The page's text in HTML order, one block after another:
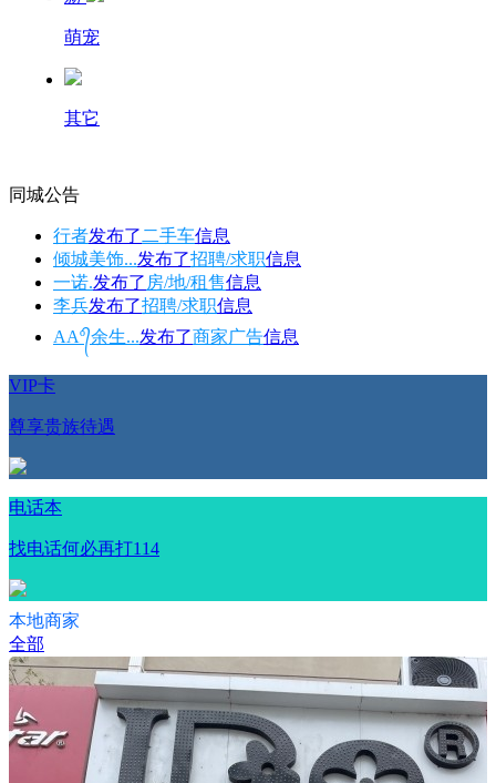
萌宠
其它
同城公告
行者发布了 二手车信息
倾城美饰...发布了招聘/求职信息
一诺.发布了 房/地/租售信息
李兵发布了招聘/求职信息
AAº᭄余生...发布了商家广告信息
VIP卡
尊享贵族待遇
电话本
找电话何必再打114
本地商家
全部